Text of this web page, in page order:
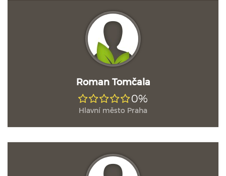
Roman Tomčala
0%
Hlavní město Praha